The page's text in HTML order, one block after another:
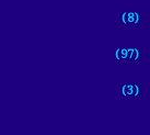
(8)
(97)
(3)